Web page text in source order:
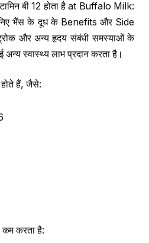
बी 12 होता है at Buffalo Milk:
भैंस के दूध के Benefits और Side
और अन्य हृदय संबंधी समस्याओं के
स्वास्थ्य लाभ प्रदान करता है।
हैं, जैसे:
कम करता है: